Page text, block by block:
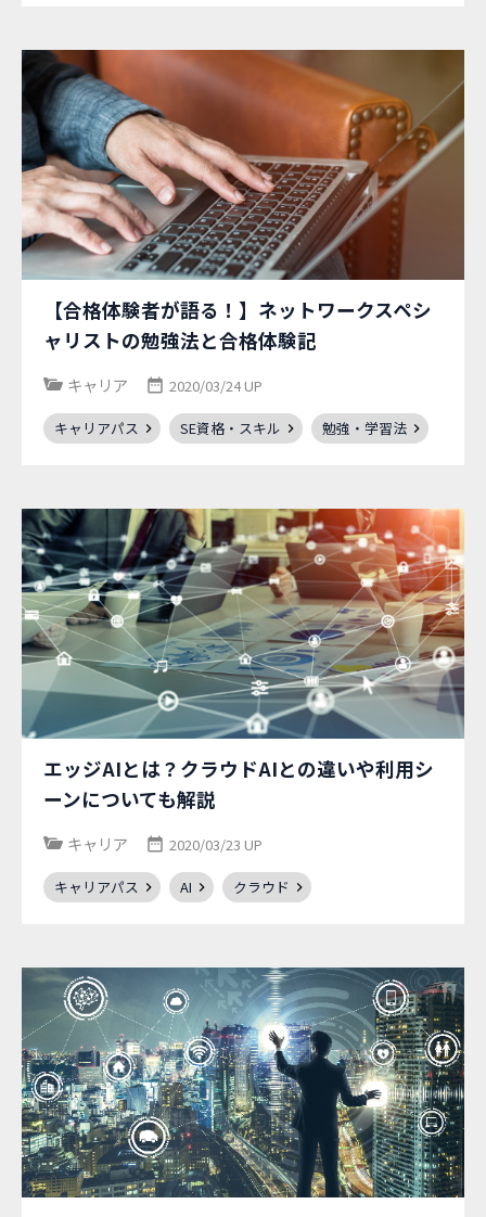
【合格体験者が語る！】ネットワークスペシ
ャリストの勉強法と合格体験記
キャリア 2020/03/24 UP
キャリアパス SE資格・スキル 勉強・学習法
エッジAIとは？クラウドAIとの違いや利用シ
ーンについても解説
キャリア 2020/03/23 UP
キャリアパス AI クラウド